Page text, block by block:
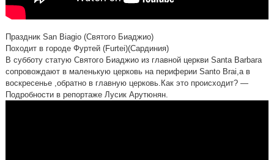
Праздник San Biagio (Святого Биаджио)
Походит в городе Фуртей (Furtei)(Сардиния)
В субботу статую Святого Биаджио из главной церкви Santa Barbara
сопровождают в маленькую церковь на периферии Santo Brai,а в
воскресенье ,обратно в главную церковь.Как это происходит? —
Подробности в репортаже Лусик Арутюнян.